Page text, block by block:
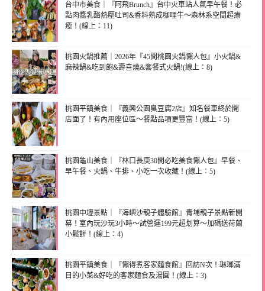
台中市美食｜『阿飛Brunch』台中火車站人氣早午餐！必
點肉醬乳酪熱壓吐司&香料熟成咖哩牛～森林系空間超療
癒！(線上：11)
桃園火鍋推薦｜2026年『45間桃園火鍋懶人包』小火鍋&
麻辣鍋&吃到飽&壽喜燒&套餐式火鍋!(線上：8)
桃園平鎮美食｜『義興公園臭豆腐2店』知名餐車終於開
店面了！有內用座位區～餐點品項更豐富！(線上：5)
桃園龜山美食｜『林口長庚30間必吃美食懶人包』早餐、
早午餐、火鍋、牛排、小吃一次收藏！(線上：5)
桃園中壢景點｜『海嶼沙親子體驗館』青埔親子景點新開
幕！室內玩沙玩3小時～試營運199元超划算～加碼送荷蘭
小鬆餅！(線上：4)
桃園平鎮美食｜『懶得煮客家麵食館』回訪N次！琳瑯滿
目的小菜&好吃的客家麵食及湯圓！(線上：3)